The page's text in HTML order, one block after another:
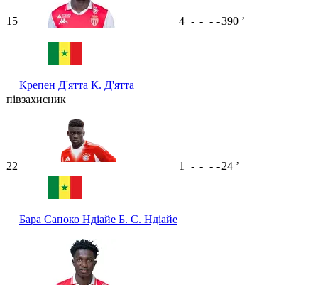
15
Крепен Д'ятта К. Д'ятта
4 - - - -390 ʼ
півзахисник
22
Бара Сапоко Ндіайе Б. С. Ндіайе
1 - - - -24 ʼ